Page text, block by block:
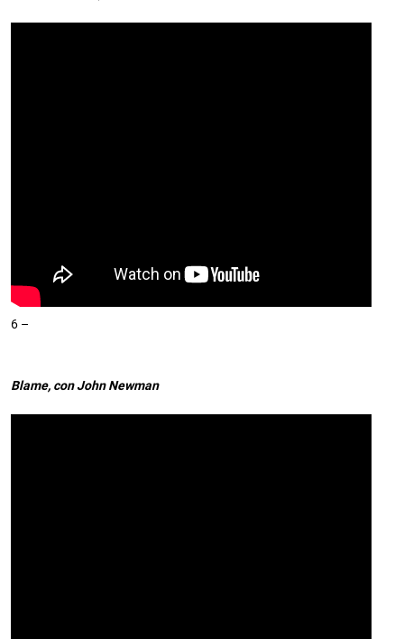
6 –
Blame, con John Newman